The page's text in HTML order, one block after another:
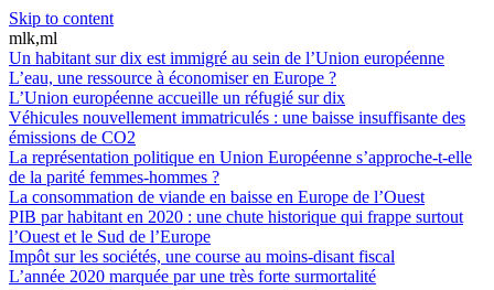
Skip to content
mlk,ml
Un habitant sur dix est immigré au sein de l’Union européenne
L’eau, une ressource à économiser en Europe ?
L’Union européenne accueille un réfugié sur dix
Véhicules nouvellement immatriculés : une baisse insuffisante des
émissions de CO2
La représentation politique en Union Européenne s’approche-t-elle
de la parité femmes-hommes ?
La consommation de viande en baisse en Europe de l’Ouest
PIB par habitant en 2020 : une chute historique qui frappe surtout
l’Ouest et le Sud de l’Europe
Impôt sur les sociétés, une course au moins-disant fiscal
L’année 2020 marquée par une très forte surmortalité